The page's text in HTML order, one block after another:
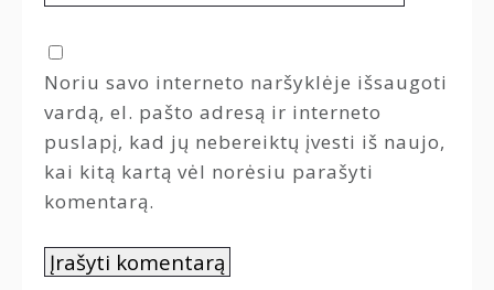
Noriu savo interneto naršyklėje išsaugoti
vardą, el. pašto adresą ir interneto
puslapį, kad jų nebereiktų įvesti iš naujo,
kai kitą kartą vėl norėsiu parašyti
komentarą.